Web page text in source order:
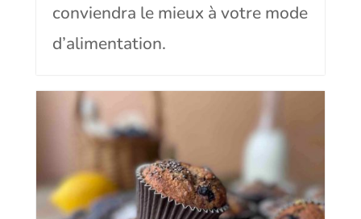
conviendra le mieux à votre mode
d’alimentation.